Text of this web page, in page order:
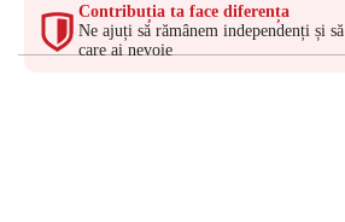
Contribuția ta face diferența
Ne ajuți să rămânem independenți și
care ai nevoie